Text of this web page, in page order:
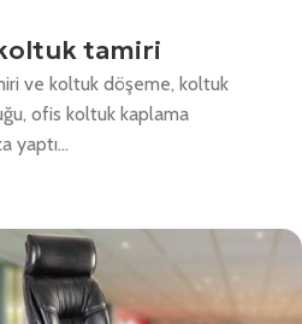
tamiri
ve koltuk döşeme, koltuk
ofis koltuk kaplama
yaptı...